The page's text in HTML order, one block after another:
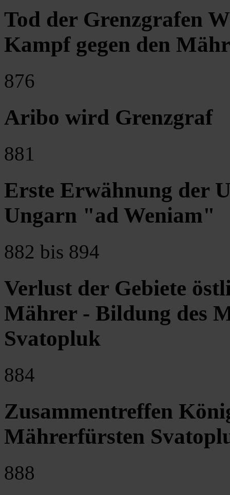
Tod der Grenzgrafen
Kampf gegen den
876
Aribo wird Grenzgraf
881
Erste Erwähnung der
Ungarn "ad Weniam"
882 bis 894
Verlust der Gebiete
Mährer - Bildung des
Svatopluk
884
Zusammentreffen
Mährerfürsten
888